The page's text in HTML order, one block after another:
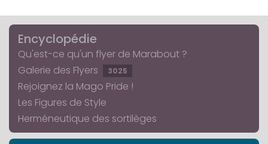
Encyclopédie
Qu'est-ce qu'un flyer de Marabout ?
Galerie des Flyers
3025
Rejoignez la Mago Pride !
Les Figures de Style
Herméneutique des sortilèges